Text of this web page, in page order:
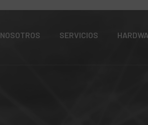
NOSOTROS SERVICIOS